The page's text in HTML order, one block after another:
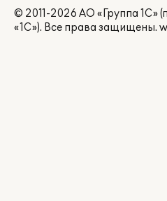
© 2011-2026 АО «Группа 1С»
«1С»). Все права защищены.